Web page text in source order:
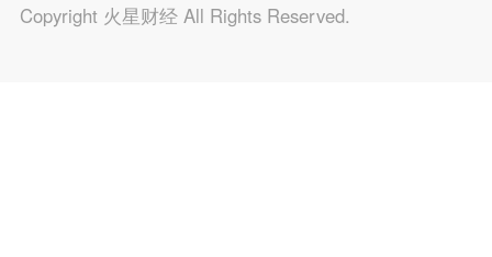
Copyright 火星财经 All Rights Reserved.